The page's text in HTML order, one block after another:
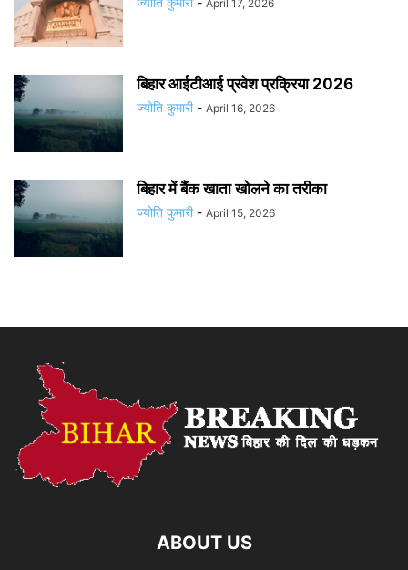
April 17, 2026
बिहार आईटीआई प्रवेश प्रक्रिया 2026
ज्योति कुमारी - April 16, 2026
बिहार में बैंक खाता खोलने का तरीका
ज्योति कुमारी - April 15, 2026
ABOUT US